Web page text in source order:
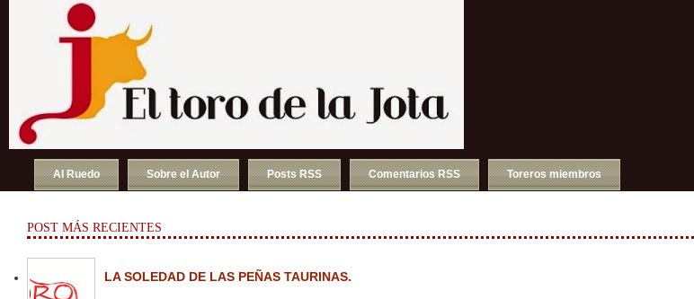
Al Ruedo Sobre el Autor Posts RSS Comentarios RSS Toreros miembros
POST MÁS RECIENTES
LA SOLEDAD DE LAS PEÑAS TAURINAS.